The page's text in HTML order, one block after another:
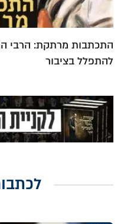
התכתבות מרתקת: הרבי
להתפלל בציבור